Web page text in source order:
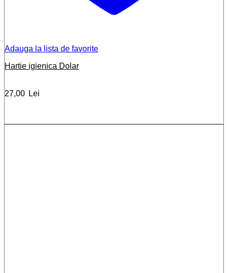
Adauga la lista de favorite
Hartie igienica Dolar
27,00 Lei